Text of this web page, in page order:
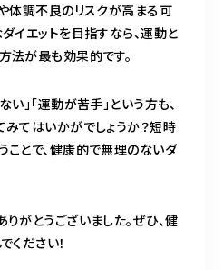
体調不良のリスクが高まる可
イエットを目指すなら、運動と
法が最も効果的です。
」「運動が苦手」という方も、
てはいかがでしょうか？短時
とで、健康的で無理のないダ
がとうございました。ぜひ、健
ください！